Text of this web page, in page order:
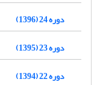
دوره 24 (1396)
دوره 23 (1395)
دوره 22 (1394)